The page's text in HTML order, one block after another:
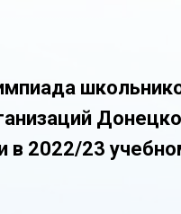
в 2022/23